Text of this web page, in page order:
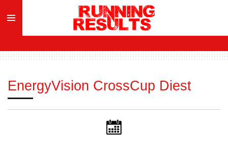
direct
hoofdinhoud
EnergyVision CrossCup Diest